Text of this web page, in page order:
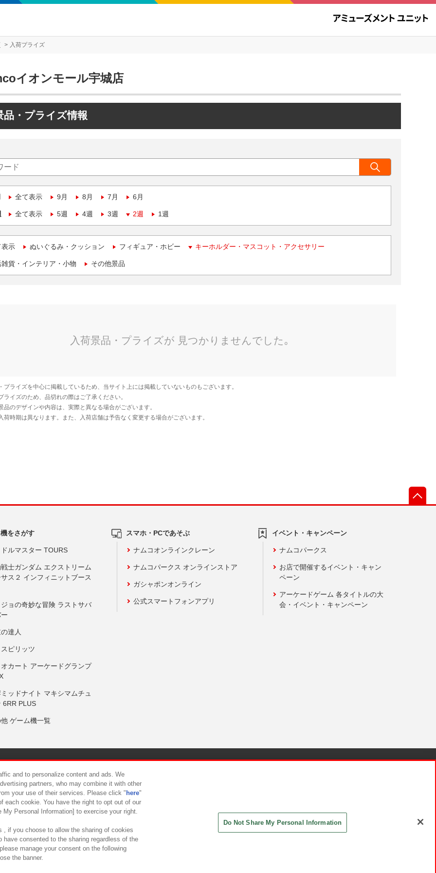
入荷プライズ
イオンモール宇城店
品・プライズ情報
全て表示 9月 8月 7月 6月
全て表示 5週 4週 3週 2週 1週
表示 ぬいぐるみ・クッション フィギュア・ホビー キーホルダー・マスコット・アクセサリー
貨・インテリア・小物 その他景品
をさがす
ルマスター TOURS
士ガンダム エクストリーム
ス２ インフィニットブース
ョの奇妙な冒険 ラストサバ
達人
ピリッツ
カート アーケードグランプ
ッドナイト マキシマムチュ
6RR PLUS
ゲーム機一覧
スマホ・PCであそぶ
ナムコオンラインクレーン
ナムコパークス オンラインストア
ガシャポンオンライン
公式スマートフォンアプリ
イベント・キャンペーン
ナムコパークス
お店で開催するイベント・キャン
ペーン
アーケードゲーム 各タイトルの大
会・イベント・キャンペーン
について カスタマーハラスメント対応方針
and to personalize content and ads. We
partners, who may combine it with other
your use of their services. Please click " here"
each cookie. You have the right to opt out of our
Personal Information] to exercise your right.
, if you choose to allow the sharing of cookies
have consented to the sharing regardless of the
manage your consent on the following
the banner.
Do Not Share My Personal Information